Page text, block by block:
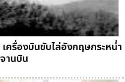
ครื่องบินขับไล่อังกฤษกระหน่ำ
จานบิน